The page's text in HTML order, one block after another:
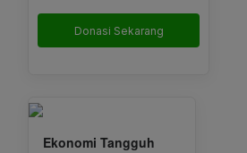
Donasi Sekarang
Ekonomi Tangguh